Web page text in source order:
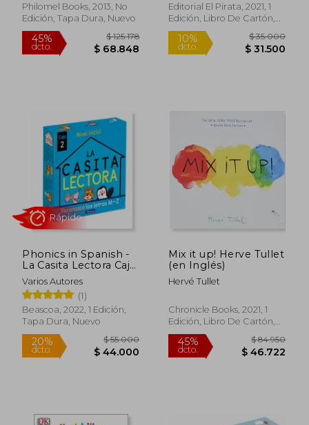
Philomel Books, 2013, No
Edición, Tapa Dura, Nuevo
Editorial El Pirata, 2021, 1
Edición, Libro De Cartón,
Nuevo
Phonics in Spanish -
La Casita Lectora Caja
2: Reconozco Las
Letras M-Z (Nivel I
Nicial) / The Reading
House Set 2: Letter
Recognition M-Z
Varios Autores
(1)
Beascoa, 2022, 1 Edición,
Tapa Dura, Nuevo
Mix it up! Herve Tullet
(en Inglés)
Hervé Tullet
Chronicle Books, 2021, 1
Edición, Libro De Cartón,
Nuevo